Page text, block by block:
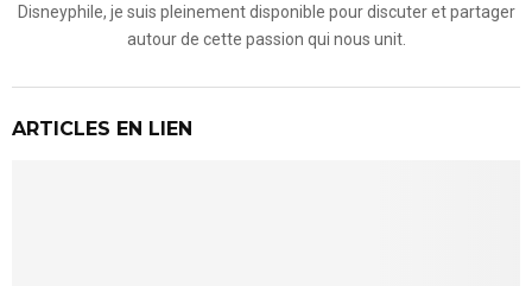
Disneyphile, je suis pleinement disponible pour discuter et partager
autour de cette passion qui nous unit.
ARTICLES EN LIEN